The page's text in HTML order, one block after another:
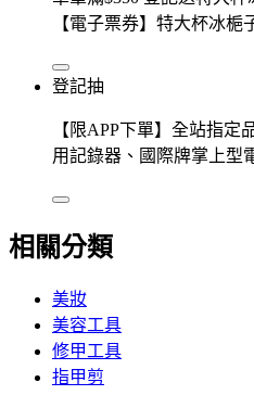
【電子票券】特大杯冰梔
登記抽
【限APP下單】全站指定
用記錄器、國際牌掌上型
相關分類
美妝
美容工具
修甲工具
指甲剪